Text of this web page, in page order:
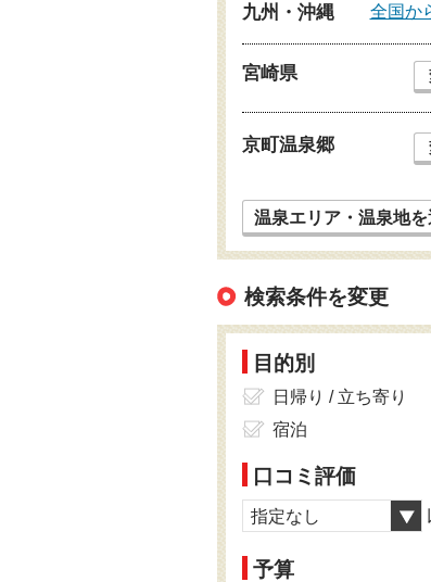
九州・沖縄 全国か
宮崎県
京町温泉郷
温泉エリア・温泉地を
検索条件を変更
目的別
日帰り / 立ち寄り
宿泊
口コミ評価
指定なし
予算